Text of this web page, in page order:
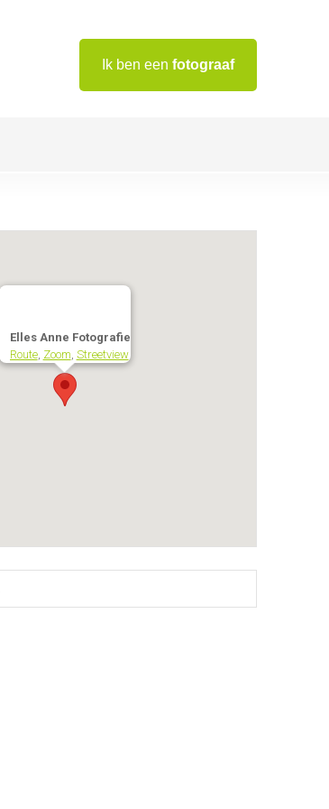
Ik ben een fotograaf
Elles Anne Fotografie
Route, Zoom Streetview